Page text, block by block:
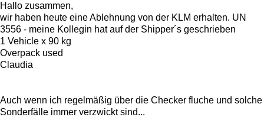
Hallo zusammen,
wir haben heute eine Ablehnung von der KLM erhalten. UN
3556 - meine Kollegin hat auf der Shipper´s geschrieben
1 Vehicle x 90 kg
Overpack used
Claudia
Auch wenn ich regelmäßig über die Checker fluche und solche
Sonderfälle immer verzwickt sind...